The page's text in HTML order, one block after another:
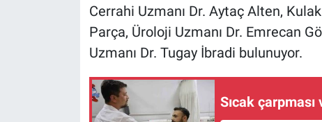
Cerrahi Uzmanı Dr. Aytaç Alten,
Parça, Üroloji Uzmanı Dr. Emrecan
Uzmanı Dr. Tugay İbradi bulunuyor.
Sıcak